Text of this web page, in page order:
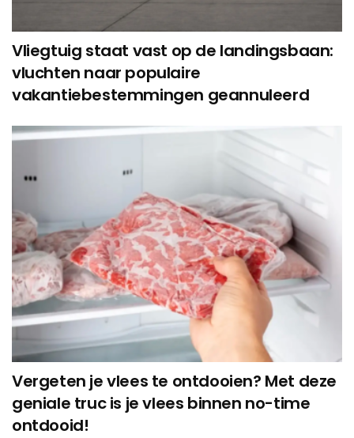
Vliegtuig staat vast op de landingsbaan:
vluchten naar populaire
vakantiebestemmingen geannuleerd
Vergeten je vlees te ontdooien? Met deze
geniale truc is je vlees binnen no-time
ontdooid!